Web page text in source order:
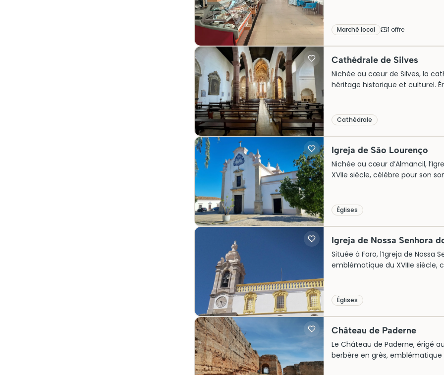
lieu vibrant où se mêlent
raconte l’histoire du terroir de
sensorielle unique.
Marché local 1 offre
Cathédrale de Silves
Nichée au cœur de Silves, la
héritage historique et culturel.
voûtes élégantes et des détails
architecturale d’un passé
spirituel, la cathédrale
transformation.
Cathédrale
Igreja de São Lourenço
Nichée au cœur d’Almancil,
XVIIe siècle, célèbre pour son
témoignage essentiel du
visiteurs à une immersion
s’entrelacent.
Églises
Igreja de Nossa Senhora
Située à Faro, l’Igreja de
emblématique du XVIIIe siècle,
remarquable combine une
profonde sur la mortalité,
l’histoire et de la spiritualité
Églises
Château de Paderne
Le Château de Paderne, érigé
berbère en grès,